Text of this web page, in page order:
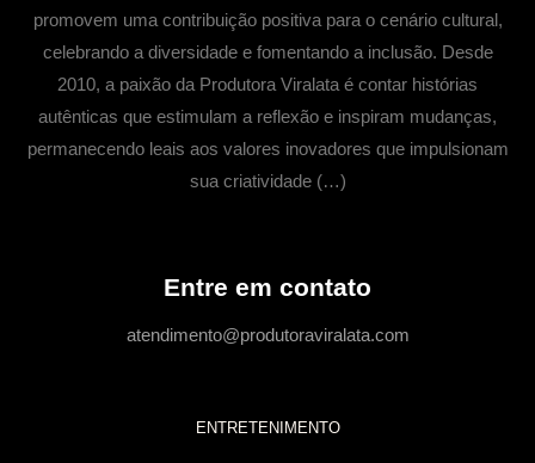
promovem uma contribuição positiva para o cenário cultural,
celebrando a diversidade e fomentando a inclusão. Desde
2010, a paixão da Produtora Viralata é contar histórias
autênticas que estimulam a reflexão e inspiram mudanças,
permanecendo leais aos valores inovadores que impulsionam
sua criatividade (…)
ENTRETENIMENTO
Entre em contato
atendimento@produtoraviralata.com